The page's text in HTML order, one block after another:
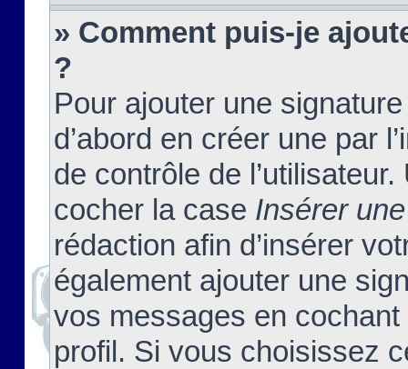
» Comment puis-je
?
Pour ajouter une
d’abord en créer une par
de contrôle de
cocher la case Insérer
rédaction afin d’insérer
également ajouter une
vos messages en
profil. Si vous choisissez